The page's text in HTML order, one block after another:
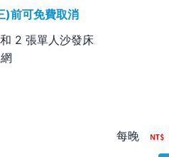
)前可免費取消
2 張單人沙發床
每晚